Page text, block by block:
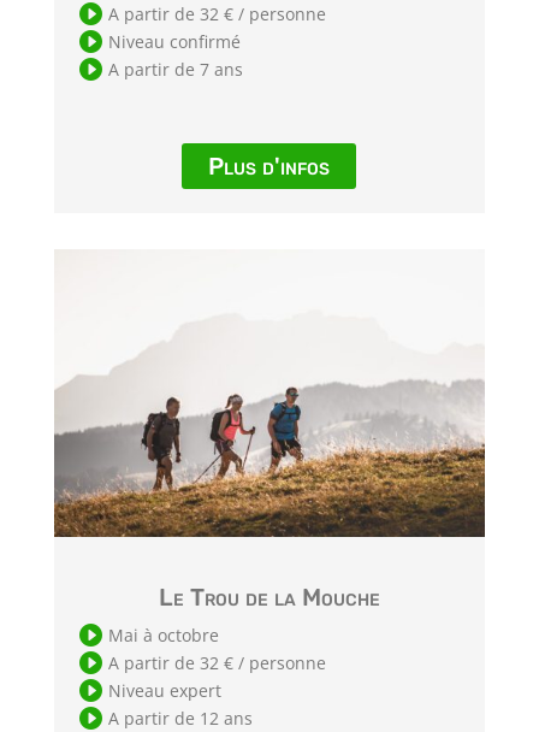
 A partir de 32 € / personne
 Niveau confirmé
 A partir de 7 ans
Plus d'infos
Le Trou de la Mouche
 Mai à octobre
 A partir de 32 € / personne
 Niveau expert
 A partir de 12 ans